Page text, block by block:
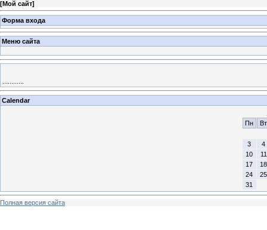
[Мой сайт]
Форма входа
Меню сайта
Calendar
Пн
Вт
3
4
10
11
17
18
24
25
31
Полная версия сайта